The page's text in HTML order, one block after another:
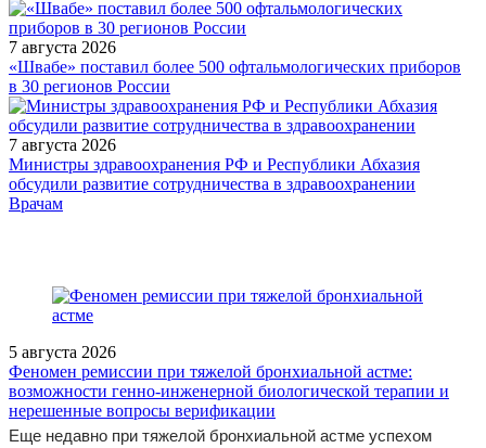
7 августа 2026
«Швабе» поставил более 500 офтальмологических приборов
в 30 регионов России
7 августа 2026
Министры здравоохранения РФ и Республики Абхазия
обсудили развитие сотрудничества в здравоохранении
/doctor/oncology/rezolyutsiya-konsultatsionnogo-soveta-na-temu-
Врачам
5 августа 2026
Феномен ремиссии при тяжелой бронхиальной астме:
возможности генно-инженерной биологической терапии и
нерешенные вопросы верификации
Еще недавно при тяжелой бронхиальной астме успехом